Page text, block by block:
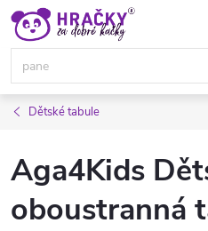
Přejít
obsah
Dětské tabule
Aga4Kids
oboustranná